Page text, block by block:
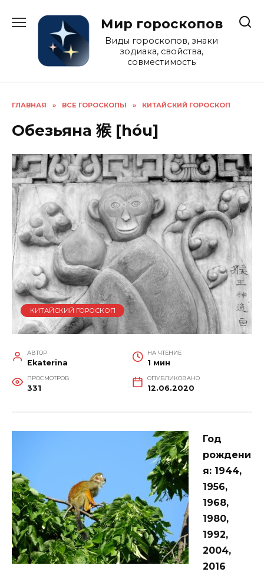
содержанию
Мир гороскопов
Виды гороскопов, знаки
зодиака, свойства,
совместимость
ГЛАВНАЯ » ВСЕ ГОРОСКОПЫ » КИТАЙСКИЙ ГОРОСКОП
Обезьяна 猴 [hóu]
КИТАЙСКИЙ ГОРОСКОП
АВТОР
Ekaterina
НА ЧТЕНИЕ
1 мин
ПРОСМОТРОВ
331
ОПУБЛИКОВАНО
12.06.2020
Год
рождени
я: 1944,
1956,
1968,
1980,
1992,
2004,
2016